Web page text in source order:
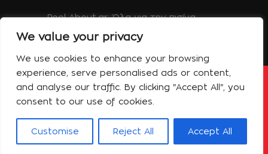
We value your privacy
We use cookies to enhance your browsing
experience, serve personalised ads or content,
and analyse our traffic. By clicking "Accept All", you
consent to our use of cookies.
Customise Reject All Accept All
Pool-About.gr: Όλα για την πισίνα
Tinos-About.gr: Ανακαλύψτε την Τήνο
Copyright © 2014 Spa About | All Rights
Reserved | Powered by Shell-iT
Η Εταιρεία – Spa About
Επικοινωνία
Όροι Χρήσης
Πολιτική Απορρήτου